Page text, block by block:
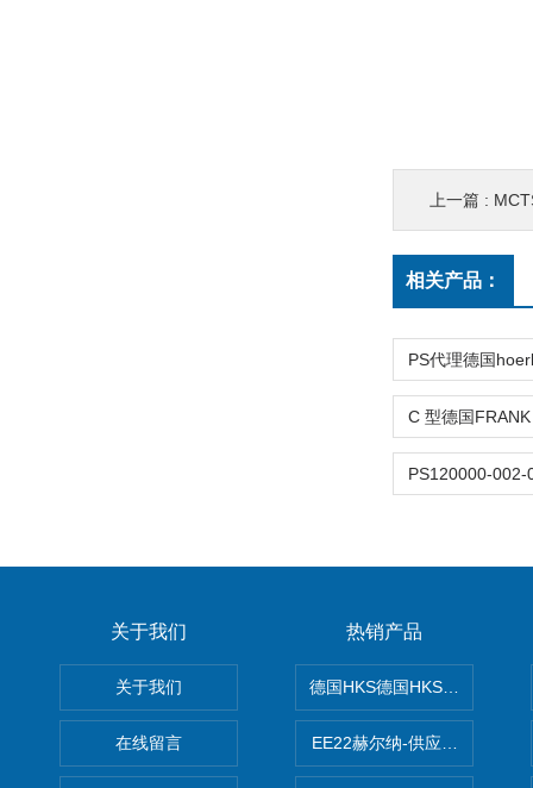
上一篇 :
相关产品：
关于我们
关于我们
在线留言
热销产品
德国HKS德国HKS液压旋转摆
EE22赫尔纳-供应